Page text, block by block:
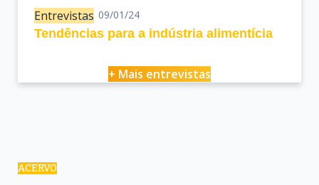
Entrevistas 09/01/24
Tendências para a indústria alimentícia
+ Mais entrevistas
ACERVO